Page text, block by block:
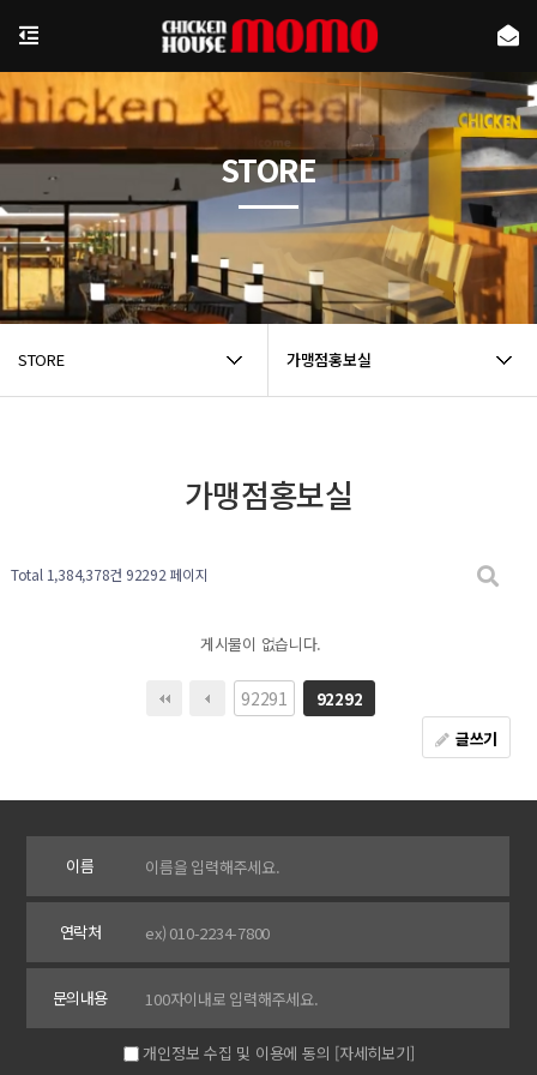
STORE 가맹점홍보실
STORE
가맹점홍보실
Total 1,384,378건 92292 페이지
게시물이 없습니다.
92291
92292
글쓰기
이름
연락처
문의내용
개인정보 수집 및 이용에 동의 [자세히보기]